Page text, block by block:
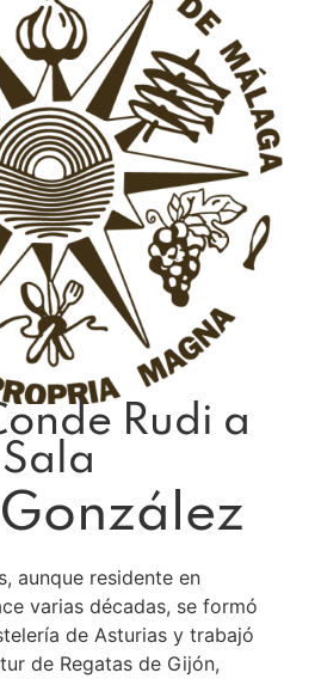
Rudi a
aunque residente en
varias décadas, se formó
de Asturias y trabajó
de Regatas de Gijón,